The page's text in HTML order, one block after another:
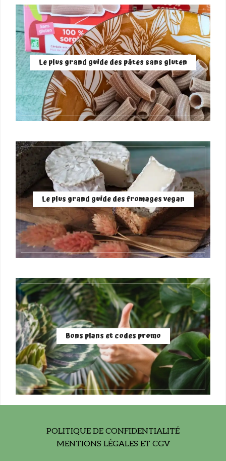
Le plus grand guide des pâtes sans gluten
Le plus grand guide des fromages vegan
Bons plans et codes promo
POLITIQUE DE CONFIDENTIALITÉ
MENTIONS LÉGALES ET CGV